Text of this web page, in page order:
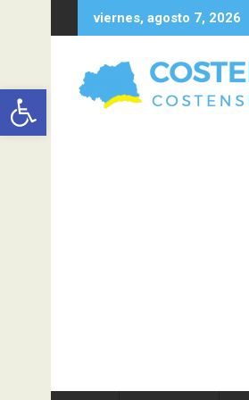
Abrir barra de herramientas
al
viernes, agosto 7, 2026